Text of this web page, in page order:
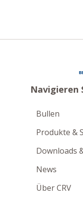
Navigieren
Bullen
Produkte &
Downloads
News
Über CRV